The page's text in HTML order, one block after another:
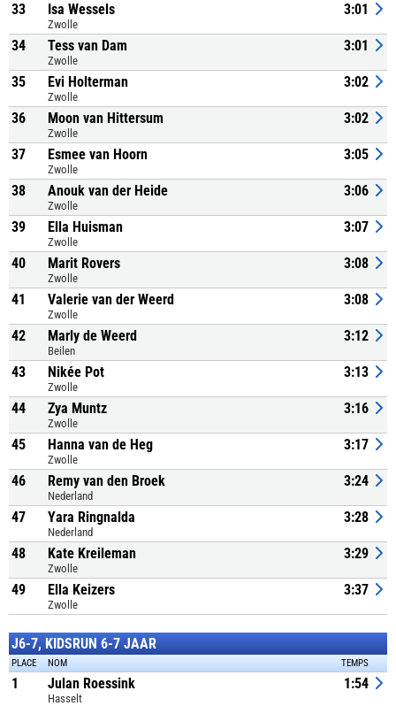
33 Isa Wessels
Zwolle
3:01
34 Tess van Dam
Zwolle
3:01
35 Evi Holterman
Zwolle
3:02
36 Moon van Hittersum
Zwolle
3:02
37 Esmee van Hoorn
Zwolle
3:05
38 Anouk van der Heide
Zwolle
3:06
39 Ella Huisman
Zwolle
3:07
40 Marit Rovers
Zwolle
3:08
41 Valerie van der Weerd
Zwolle
3:08
42 Marly de Weerd
Beilen
3:12
43 Nikée Pot
Zwolle
3:13
44 Zya Muntz
Zwolle
3:16
45 Hanna van de Heg
Zwolle
3:17
46 Remy van den Broek
Nederland
3:24
47 Yara Ringnalda
Nederland
3:28
48 Kate Kreileman
Zwolle
3:29
49 Ella Keizers
Zwolle
3:37
J6-7, KIDSRUN 6-7 JAAR
PLACE NOM TEMPS
1 Julan Roessink
Hasselt
1:54